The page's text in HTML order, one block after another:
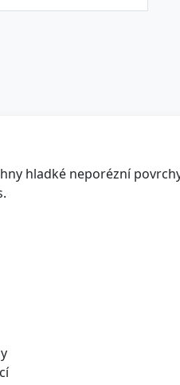
hladké neporézní